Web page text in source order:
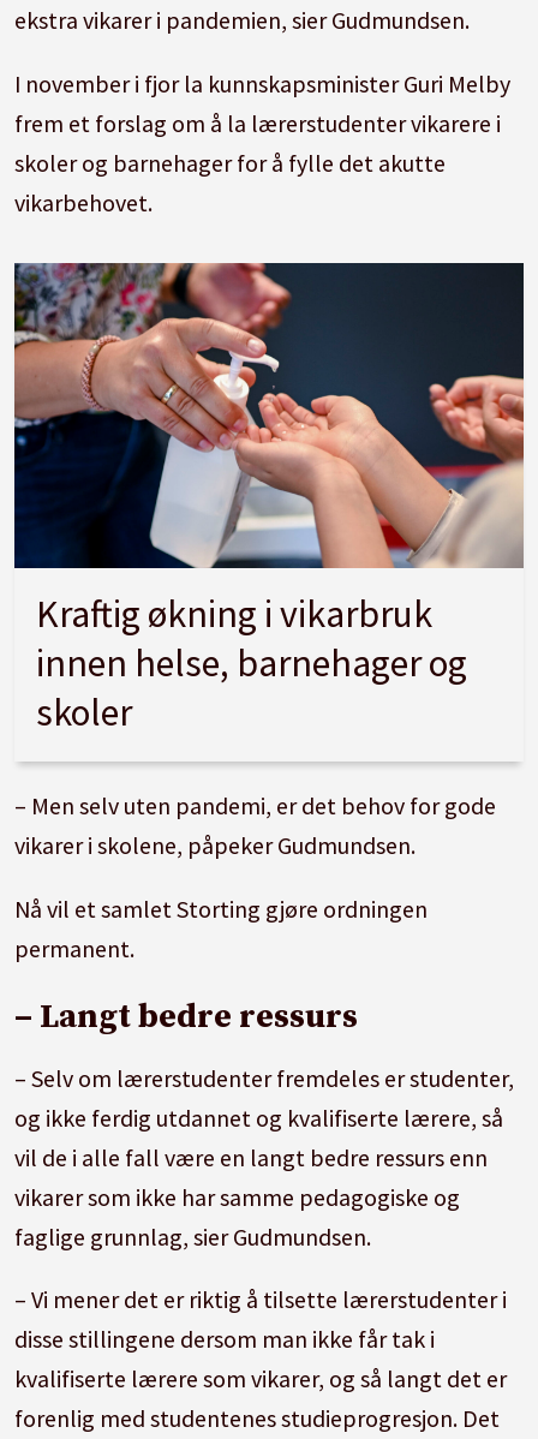
ekstra vikarer i pandemien, sier Gudmundsen.
I november i fjor la kunnskapsminister Guri Melby
frem et forslag om å la lærerstudenter vikarere i
skoler og barnehager for å fylle det akutte
vikarbehovet.
Kraftig økning i vikarbruk
innen helse, barnehager og
skoler
– Men selv uten pandemi, er det behov for gode
vikarer i skolene, påpeker Gudmundsen.
Nå vil et samlet Storting gjøre ordningen
permanent.
– Langt bedre ressurs
– Selv om lærerstudenter fremdeles er studenter,
og ikke ferdig utdannet og kvalifiserte lærere, så
vil de i alle fall være en langt bedre ressurs enn
vikarer som ikke har samme pedagogiske og
faglige grunnlag, sier Gudmundsen.
–Vi mener det er riktig å tilsette lærerstudenter i
disse stillingene dersom man ikke får tak i
kvalifiserte lærere som vikarer, og så langt det er
forenlig med studentenes studieprogresjon. Det